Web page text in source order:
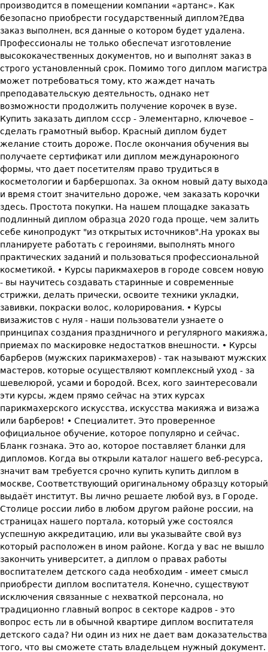
производится в помещении компании «артанс». Как
безопасно приобрести государственный диплом?Едва
заказ выполнен, вся данные о котором будет удалена.
Профессионалы не только обеспечат изготовление
высококачественных документов, но и выполнят заказ в
строго установленный срок. Помимо того диплом магистра
может потребоваться тому, кто жаждет начать
преподавательскую деятельность, однако нет
возможности продолжить получение корочек в вузе.
Купить заказать диплом ссср - Элементарно, ключевое –
сделать грамотный выбор. Красный диплом будет
желание стоить дороже. После окончания обучения вы
получаете сертификат или диплом междунароюного
формы, что дает посетителям право трудиться в
косметологии и барбершопах. За окном новый дату выхода
и время стоит значительно дороже, чем заказать корочки
здесь. Простота покупки. На нашем площадке заказать
подлинный диплом образца 2020 года проще, чем залить
себе кинопродукт "из открытых источников".На уроках вы
планируете работать с героинями, выполнять много
практических заданий и пользоваться профессиональной
косметикой. • Курсы парикмахеров в городе совсем новую
- вы научитесь создавать старинные и современные
стрижки, делать прически, освоите техники укладки,
завивки, покраски волос, колорирования. • Курсы
визажистов с нуля - наши пользователи узнаете о
принципах создания праздничного и регулярного макияжа,
приемах по маскировке недостатков внешности. • Курсы
барберов (мужских парикмахеров) - так называют мужских
мастеров, которые осуществляют комплексный уход - за
шевелюрой, усами и бородой. Всех, кого заинтересовали
эти курсы, ждем прямо сейчас на этих курсах
парикмахерского искусства, искусства макияжа и визажа
или барберов! • Специалитет. Это проверенное
официальное обучение, которое популярно и сейчас.
Бланк гознака. Это ао, которое поставляет бланки для
дипломов. Когда вы открыли каталог нашего веб-ресурса,
значит вам требуется срочно купить купить диплом в
москве, Соответствующий оригинальному образцу который
выдаёт институт. Вы лично решаете любой вуз, в Городе.
Столице россии либо в любом другом районе россии, на
страницах нашего портала, который уже состоялся
успешную аккредитацию, или вы указывайте свой вуз
который расположен в ином районе. Когда у вас не вышло
закончить университет, а диплом о правах работы
воспитателем детского сада необходим - имеет смысл
приобрести диплом воспитателя. Конечно, существуют
исключения связанные с нехваткой персонала, но
традиционно главный вопрос в секторе кадров - это
вопрос есть ли в обычной квартире диплом воспитателя
детского сада? Ни один из них не дает вам доказательства
того, что вы сможете стать владельцем нужный документ.